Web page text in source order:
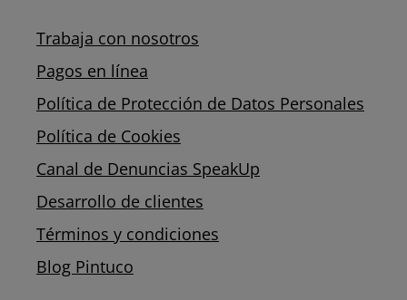
Trabaja con nosotros
Pagos en línea
Política de Protección de Datos Personales
Política de Cookies
Canal de Denuncias SpeakUp
Desarrollo de clientes
Términos y condiciones
Blog Pintuco